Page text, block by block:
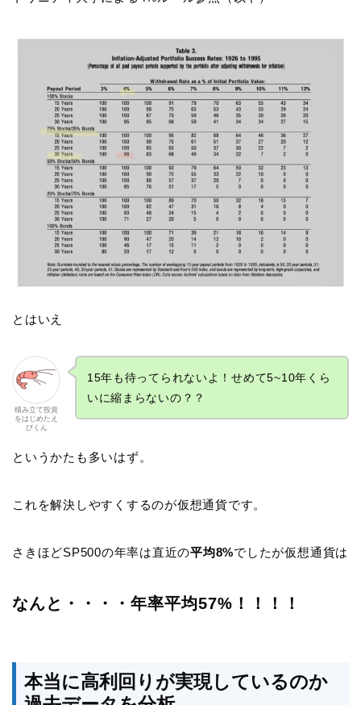
とはいえ
積み立て投資
をはじめたえ
びくん
15年も待ってられないよ！せめて5~10年くら
いに縮まらないの？？
というかたも多いはず。
これを解決しやすくするのが仮想通貨です。
さきほどSP500の年率は直近の平均8%でしたが仮想通貨は
なんと・・・・年率平均57%！！！！
本当に高利回りが実現しているのか